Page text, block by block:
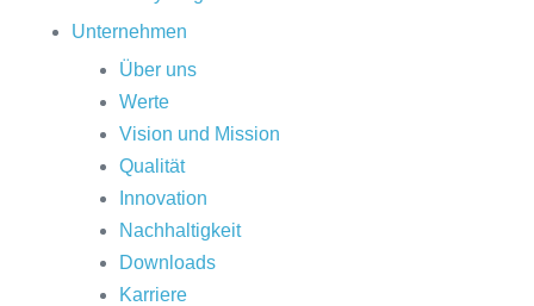
Unternehmen
Über uns
Werte
Vision und Mission
Qualität
Innovation
Nachhaltigkeit
Downloads
Karriere